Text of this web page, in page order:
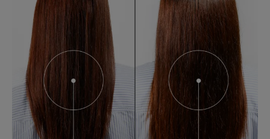
intrekken, bevat een stylingmiddel dat het haar
gemakkelijker ontwart.
- Versterkt: het duo Kinine en Cafeïne verbetert de
verankering en stimuleert de keratineproductie*
voor sterker haar.
- Beschermt tegen breuk: deze anti-haaruitval
conditioner vermindert haarbreuk met 61%** na
slechts één toepassing.